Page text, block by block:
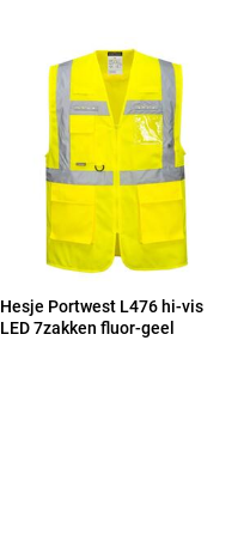
Hesje Portwest L476 hi-vis
LED 7zakken fluor-geel